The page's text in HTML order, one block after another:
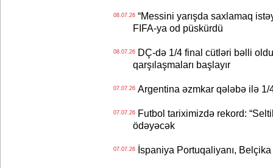
08.07.26“Messini yarışda saxlamaq
FIFA-ya od püskürdü
08.07.26DÇ-də 1/4 final cütləri bəlli
qarşılaşmaları başlayır
07.07.26Argentina əzmkar qələbə ilə 1/
07.07.26Futbol tariximizdə rekord:
ödəyəcək
07.07.26İspaniya Portuqaliyanı, Belçika